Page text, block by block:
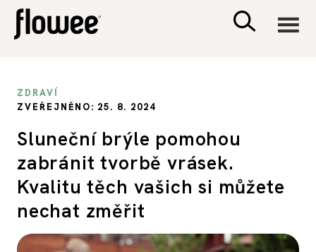
PSYCHOLOGIE
RODINA A DĚTI
SEX A VZTAHY
ZDRAVÍ
ZVEŘEJNĚNO: 25. 8. 2024
Sluneční brýle pomohou
zabránit tvorbě vrásek.
Kvalitu těch vašich si můžete
nechat změřit